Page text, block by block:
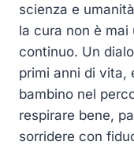
scienza e
la cura non è
continuo. Un
primi anni di vita,
bambino nel
respirare bene,
sorridere con